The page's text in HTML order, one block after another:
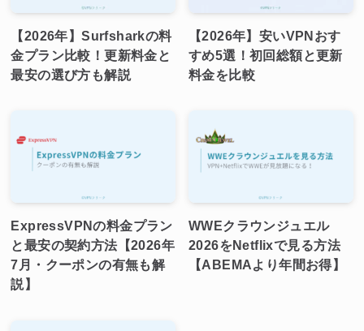
【2026年】Surfsharkの料
金プラン比較！更新料金と
最安の選び方も解説
【2026年】安いVPNおす
すめ5選！初回総額と更新
料金を比較
ExpressVPNの料金プラン
と最安の契約方法【2026年
7月・クーポンの有無も解
説】
WWEクラウンジュエル
2026をNetflixで見る方法
【ABEMAより年間お得】